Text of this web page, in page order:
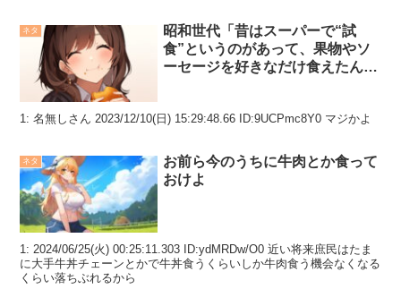
ネタ
昭和世代「昔はスーパーで“試
食”というのがあって、果物やソ
ーセージを好きなだけ食えたんじ
1: 名無しさん 2023/12/10(日) 15:29:48.66 ID:9UCPmc8Y0 マジかよ
ネタ
お前ら今のうちに牛肉とか食って
おけよ
1: 2024/06/25(火) 00:25:11.303 ID:ydMRDw/O0 近い将来庶民はたま
に大手牛丼チェーンとかで牛丼食うくらいしか牛肉食う機会なくなる
くらい落ちぶれるから